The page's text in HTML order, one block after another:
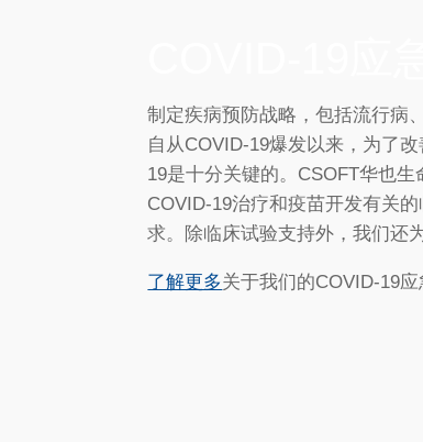
制定疾病预防战略，包括流行病
自从COVID-19爆发以来，为了
19是十分关键的。CSOFT华也
COVID-19治疗和疫苗开发有关
求。除临床试验支持外，我们还
了解更多关于我们的COVID-19应